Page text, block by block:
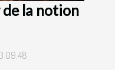
la notion
09:48